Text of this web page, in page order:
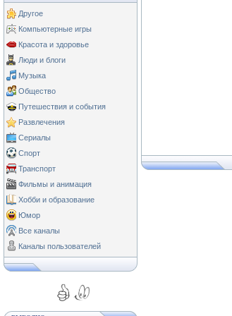
Другое
Компьютерные игры
Красота и здоровье
Люди и блоги
Музыка
Общество
Путешествия и события
Развлечения
Сериалы
Спорт
Транспорт
Фильмы и анимация
Хобби и образование
Юмор
Все каналы
Каналы пользователей